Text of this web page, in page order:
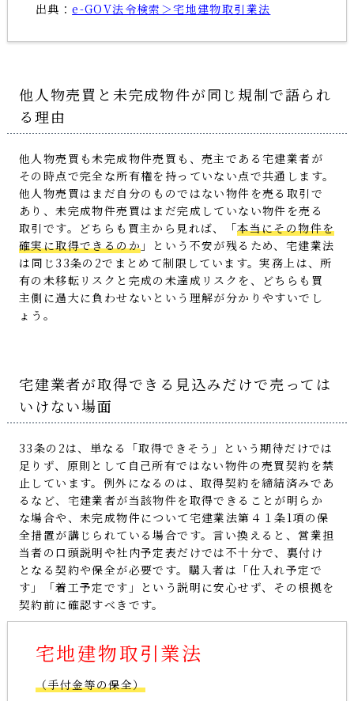
出典：e-GOV法令検索＞宅地建物取引業法
他人物売買と未完成物件が同じ規制で語られ
る理由
他人物売買も未完成物件売買も、売主である宅建業者が
その時点で完全な所有権を持っていない点で共通します。
他人物売買はまだ自分のものではない物件を売る取引で
あり、未完成物件売買はまだ完成していない物件を売る
取引です。どちらも買主から見れば、「本当にその物件を
確実に取得できるのか」という不安が残るため、宅建業法
は同じ33条の2でまとめて制限しています。実務上は、所
有の未移転リスクと完成の未達成リスクを、どちらも買
主側に過大に負わせないという理解が分かりやすいでし
ょう。
宅建業者が取得できる見込みだけで売っては
いけない場面
33条の2は、単なる「取得できそう」という期待だけでは
足りず、原則として自己所有ではない物件の売買契約を禁
止しています。例外になるのは、取得契約を締結済みであ
るなど、宅建業者が当該物件を取得できることが明らか
な場合や、未完成物件について宅建業法第４１条1項の保
全措置が講じられている場合です。言い換えると、営業担
当者の口頭説明や社内予定表だけでは不十分で、裏付け
となる契約や保全が必要です。購入者は「仕入れ予定で
す」「着工予定です」という説明に安心せず、その根拠を
契約前に確認すべきです。
宅地建物取引業法
（手付金等の保全）